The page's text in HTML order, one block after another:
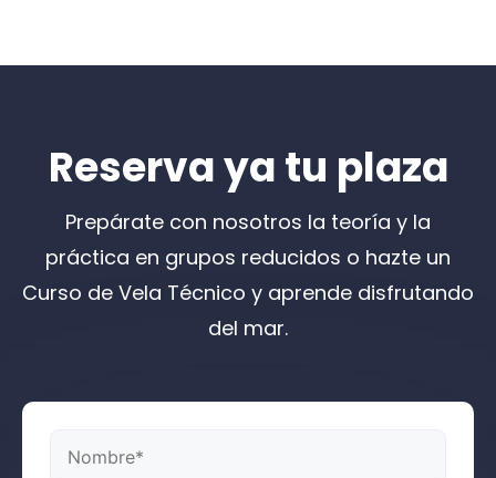
Reserva ya tu plaza
Prepárate con nosotros la teoría y la
práctica en grupos reducidos o hazte un
Curso de Vela Técnico y aprende disfrutando
del mar.